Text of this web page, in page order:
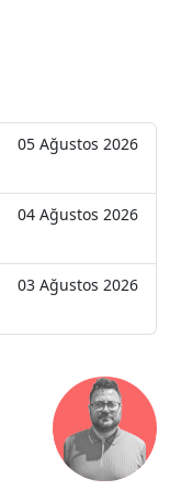
05 Ağustos 2026
04 Ağustos 2026
03 Ağustos 2026